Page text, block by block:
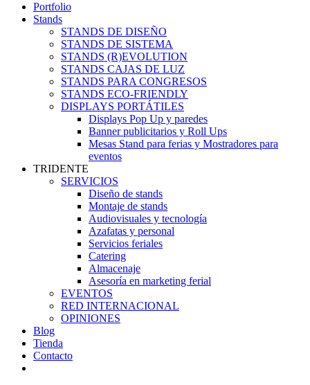
Portfolio
Stands
STANDS DE DISEÑO
STANDS DE SISTEMA
STANDS (R)EVOLUTION
STANDS CAJAS DE LUZ
STANDS PARA CONGRESOS
STANDS ECO-FRIENDLY
DISPLAYS PORTÁTILES
Displays Pop Up y paredes
Banner publicitarios y Roll Ups
Mesas Stand para ferias y Mostradores para
eventos
TRIDENTE
SERVICIOS
Diseño de stands
Montaje de stands
Audiovisuales y tecnología
Azafatas y personal
Servicios feriales
Catering
Almacenaje
Asesoría en marketing ferial
EVENTOS
RED INTERNACIONAL
OPINIONES
Blog
Tienda
Contacto